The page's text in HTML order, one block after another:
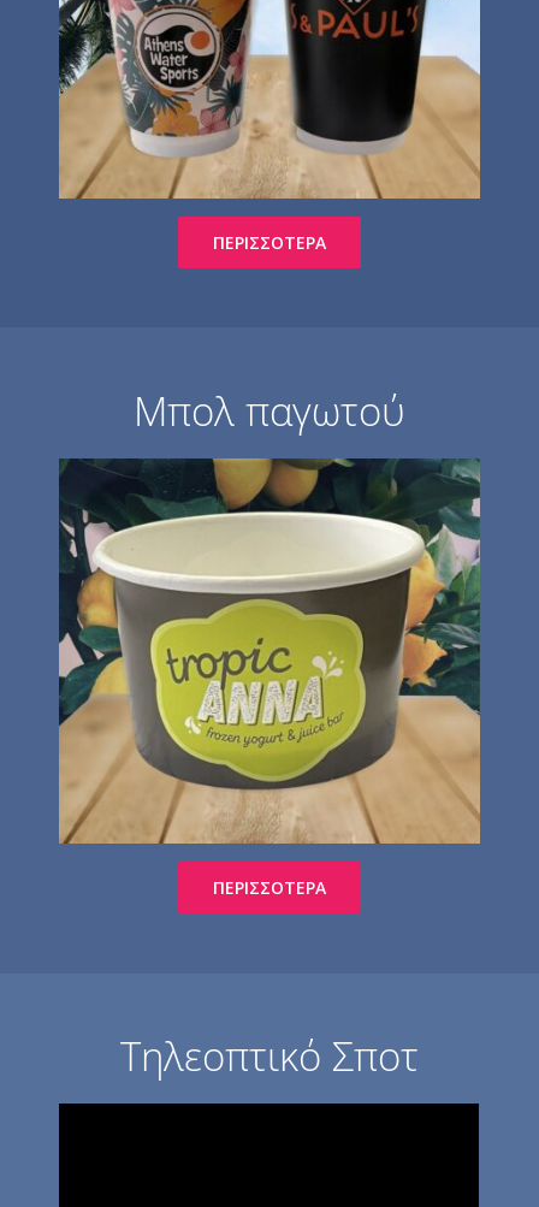
ΠΕΡΙΣΣΌΤΕΡΑ
Μπολ παγωτού
ΠΕΡΙΣΣΌΤΕΡΑ
Τηλεοπτικό Σποτ